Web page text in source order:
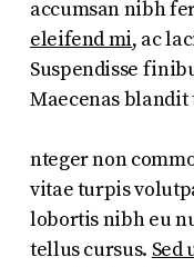
accumsan nibh
eleifend mi, ac
Suspendisse
Maecenas
nteger non
vitae turpis
lobortis nibh eu
tellus cursus. Sed